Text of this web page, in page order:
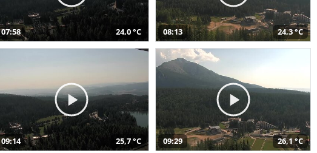
07:58 24,0 °C 08:13 24,3 °C
09:14 25,7 °C 09:29 26,1 °C